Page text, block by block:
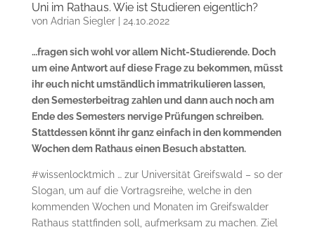
Uni im Rathaus. Wie ist Studieren eigentlich?
von Adrian Siegler| 24.10.2022
…fragen sich wohl vor allem Nicht-Studierende. Doch
um eine Antwort auf diese Frage zu bekommen, müsst
ihr euch nicht umständlich immatrikulieren lassen,
den Semesterbeitrag zahlen und dann auch noch am
Ende des Semesters nervige Prüfungen schreiben.
Stattdessen könnt ihr ganz einfach in den kommenden
Wochen dem Rathaus einen Besuch abstatten.
#wissenlocktmich … zur Universität Greifswald – so der
Slogan, um auf die Vortragsreihe, welche in den
kommenden Wochen und Monaten im Greifswalder
Rathaus stattfinden soll, aufmerksam zu machen. Ziel